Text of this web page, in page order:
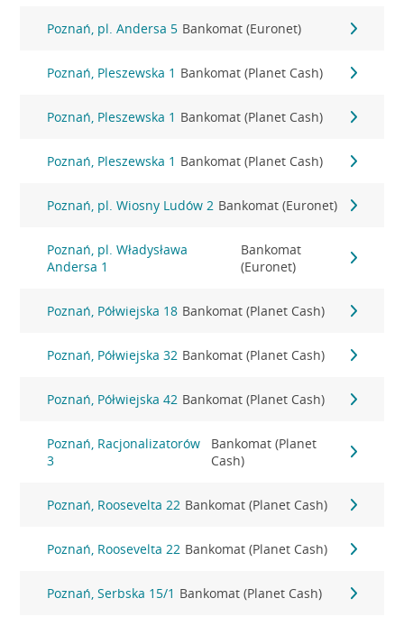
Poznań, pl. Andersa 5 Bankomat (Euronet)
Poznań, Pleszewska 1 Bankomat (Planet Cash)
Poznań, Pleszewska 1 Bankomat (Planet Cash)
Poznań, Pleszewska 1 Bankomat (Planet Cash)
Poznań, pl. Wiosny Ludów 2 Bankomat (Euronet)
Poznań, pl. Władysława
Andersa 1
Bankomat
(Euronet)
Poznań, Półwiejska 18 Bankomat (Planet Cash)
Poznań, Półwiejska 32 Bankomat (Planet Cash)
Poznań, Półwiejska 42 Bankomat (Planet Cash)
Poznań, Racjonalizatorów
3
Bankomat (Planet
Cash)
Poznań, Roosevelta 22 Bankomat (Planet Cash)
Poznań, Roosevelta 22 Bankomat (Planet Cash)
Poznań, Serbska 15/1 Bankomat (Planet Cash)